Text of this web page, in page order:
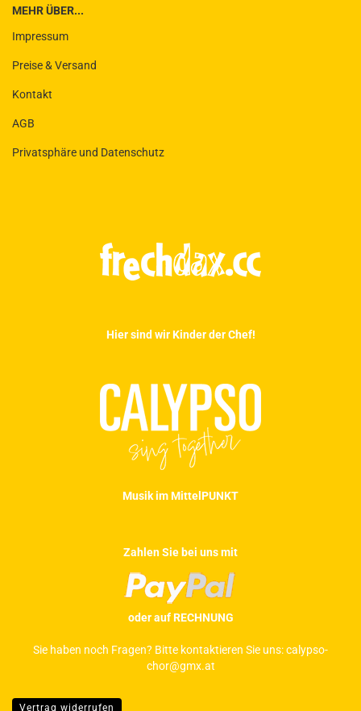
MEHR ÜBER...
Impressum
Preise & Versand
Kontakt
AGB
Privatsphäre und Datenschutz
Hier sind wir Kinder der Chef!
Musik im MittelPUNKT
Zahlen Sie bei uns mit
oder auf RECHNUNG
Sie haben noch Fragen? Bitte kontaktieren Sie uns:calypso-
chor@gmx.at
Vertrag widerrufen